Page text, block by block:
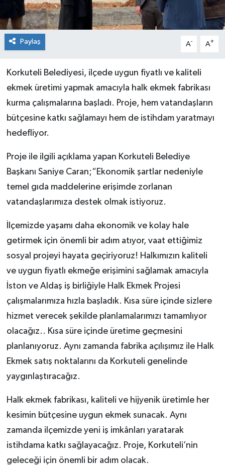
Paylaş A- A+
Korkuteli Belediyesi, ilçede uygun fiyatlı ve kaliteli
ekmek üretimi yapmak amacıyla halk ekmek fabrikası
kurma çalışmalarına başladı. Proje, hem vatandaşların
bütçesine katkı sağlamayı hem de istihdam yaratmayı
hedefliyor.
Proje ile ilgili açıklama yapan Korkuteli Belediye
Başkanı Saniye Caran;“Ekonomik şartlar nedeniyle
temel gıda maddelerine erişimde zorlanan
vatandaşlarımıza destek olmak istiyoruz.
İlçemizde yaşamı daha ekonomik ve kolay hale
getirmek için önemli bir adım atıyor, vaat ettiğimiz
sosyal projeyi hayata geçiriyoruz! Halkımızın kaliteli
ve uygun fiyatlı ekmeğe erişimini sağlamak amacıyla
İston ve Aldaş iş birliğiyle Halk Ekmek Projesi
çalışmalarımıza hızla başladık. Kısa süre içinde sizlere
hizmet verecek şekilde planlamalarımızı tamamlıyor
olacağız.. Kısa süre içinde üretime geçmesini
planlanıyoruz. Aynı zamanda fabrika açılışımız ile Halk
Ekmek satış noktalarını da Korkuteli genelinde
yaygınlaştıracağız.
Halk ekmek fabrikası, kaliteli ve hijyenik üretimle her
kesimin bütçesine uygun ekmek sunacak. Aynı
zamanda ilçemizde yeni iş imkânları yaratarak
istihdama katkı sağlayacağız. Proje, Korkuteli’nin
geleceği için önemli bir adım olacak.